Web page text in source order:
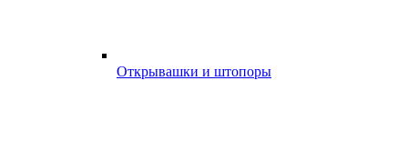
Открывашки и штопоры